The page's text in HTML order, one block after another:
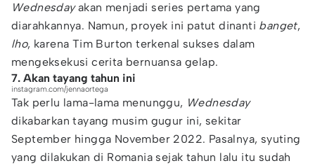
Wednesdayakan menjadi series pertama yang
diarahkannya. Namun, proyek ini patut dinanti banget,
lho, karena Tim Burton terkenal sukses dalam
mengeksekusi cerita bernuansa gelap.
7. Akan tayang tahun ini
instagram.com/jennaortega
Tak perlu lama-lama menunggu, Wednesday
dikabarkan tayang musim gugur ini, sekitar
September hingga November 2022. Pasalnya, syuting
yang dilakukan di Romania sejak tahun lalu itu sudah